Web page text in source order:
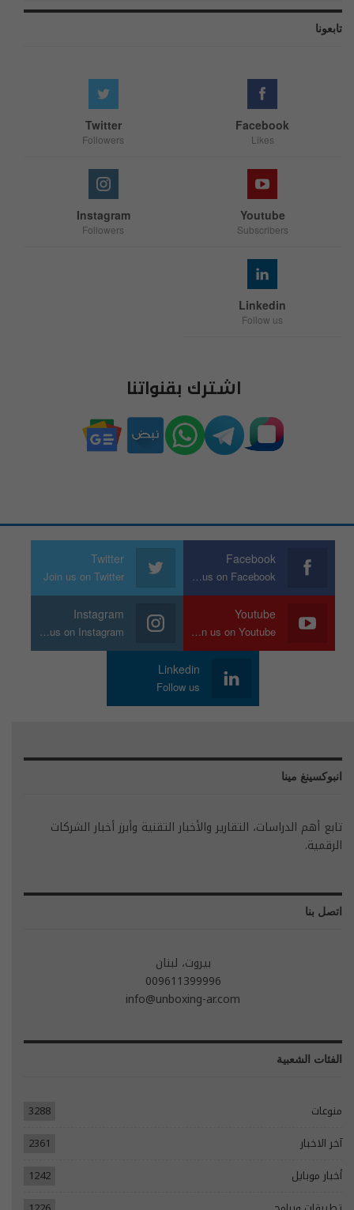
تابعونا
Facebook
Likes
Twitter
Followers
Youtube
Subscribers
Instagram
Followers
Linkedin
Follow us
اشترك بقنواتنا
Facebook
Join us on Facebook
Twitter
Join us on Twitter
Youtube
Join us on Youtube
Instagram
Join us on Instagram
Linkedin
Follow us
انبوكسينغ مينا
تابع أهم الدراسات، التقارير والأخبار التقنية وأبرز أخبار الشركات
الرقمية.
اتصل بنا
بيروت، لبنان
009611399996
info@unboxing-ar.com
الفئات الشعبية
منوعات
3288
آخر الاخبار
2361
أخبار موبايل
1242